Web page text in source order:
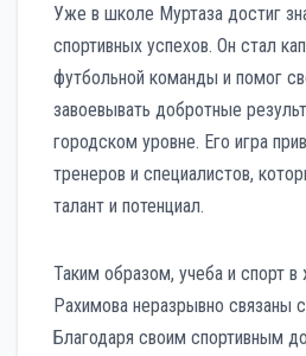
Уже в школе Муртаза достиг
спортивных успехов. Он стал
футбольной команды и помог
завоевывать добротные
городском уровне. Его игра
тренеров и специалистов,
талант и потенциал.
Таким образом, учеба и спорт
Рахимова неразрывно связаны
Благодаря своим спортивным